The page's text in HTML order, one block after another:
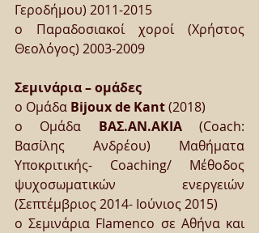
Γεροδήμου) 2011-2015
o Παραδοσιακοί χοροί (Χρήστος
Θεολόγος) 2003-2009
Σεμινάρια – ομάδες
o Ομάδα Bijoux de Kant (2018)
o Ομάδα ΒΑΣ.ΑΝ.ΑΚΙΑ (Coach:
Βασίλης Ανδρέου) Μαθήματα
Υποκριτικής- Coaching/ Μέθοδος
ψυχοσωματικών ενεργειών
(Σεπτέμβριος 2014- Ιούνιος 2015)
o Σεμινάρια Flamenco σε Αθήνα και